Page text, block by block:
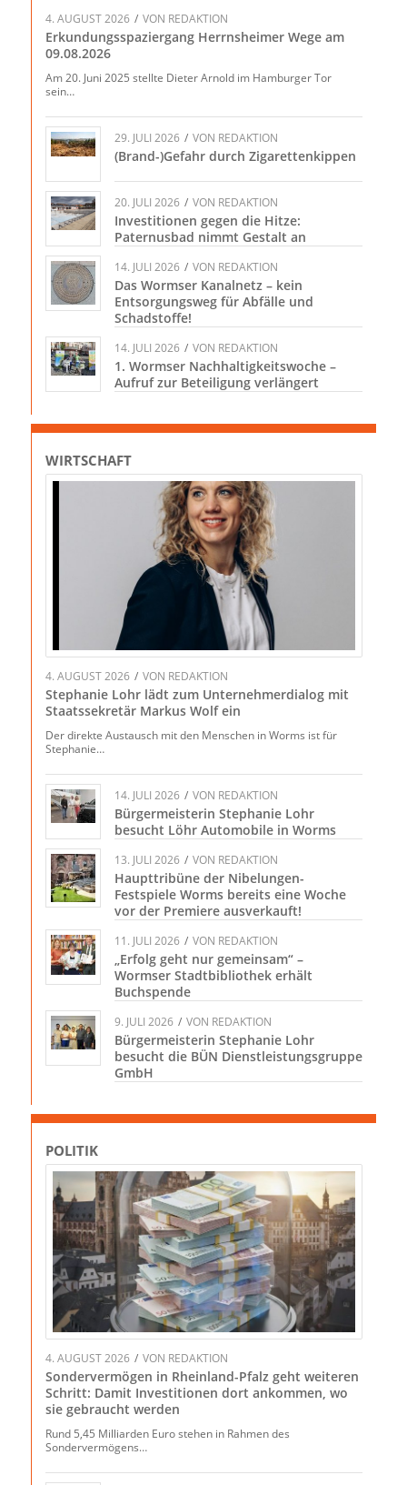
4. AUGUST 2026 / VON REDAKTION
Erkundungsspaziergang Herrnsheimer Wege am
09.08.2026
Am 20. Juni 2025 stellte Dieter Arnold im Hamburger Tor
sein…
29. JULI 2026 / VON REDAKTION
(Brand-)Gefahr durch Zigarettenkippen
20. JULI 2026 / VON REDAKTION
Investitionen gegen die Hitze:
Paternusbad nimmt Gestalt an
14. JULI 2026 / VON REDAKTION
Das Wormser Kanalnetz – kein
Entsorgungsweg für Abfälle und
Schadstoffe!
14. JULI 2026 / VON REDAKTION
1. Wormser Nachhaltigkeitswoche –
Aufruf zur Beteiligung verlängert
WIRTSCHAFT
4. AUGUST 2026 / VON REDAKTION
Stephanie Lohr lädt zum Unternehmerdialog mit
Staatssekretär Markus Wolf ein
Der direkte Austausch mit den Menschen in Worms ist für
Stephanie…
14. JULI 2026 / VON REDAKTION
Bürgermeisterin Stephanie Lohr
besucht Löhr Automobile in Worms
13. JULI 2026 / VON REDAKTION
Haupttribüne der Nibelungen-
Festspiele Worms bereits eine Woche
vor der Premiere ausverkauft!
11. JULI 2026 / VON REDAKTION
„Erfolg geht nur gemeinsam“ –
Wormser Stadtbibliothek erhält
Buchspende
9. JULI 2026 / VON REDAKTION
Bürgermeisterin Stephanie Lohr
besucht die BÜN Dienstleistungsgruppe
GmbH
POLITIK
4. AUGUST 2026 / VON REDAKTION
Sondervermögen in Rheinland-Pfalz geht weiteren
Schritt: Damit Investitionen dort ankommen, wo
sie gebraucht werden
Rund 5,45 Milliarden Euro stehen in Rahmen des
Sondervermögens…